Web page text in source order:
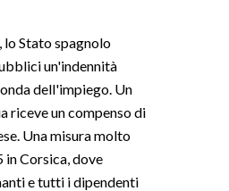
lo Stato spagnolo
un'indennità
dell'impiego. Un
riceve un compenso di
Una misura molto
in Corsica, dove
e tutti i dipendenti